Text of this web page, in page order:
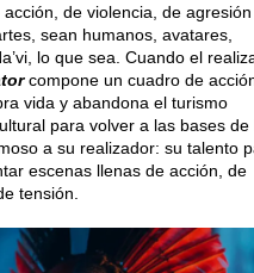
de violencia, de agresión
sean humanos, avatares,
lo que sea. Cuando el
compone un cuadro de
vida y abandona el turismo
para volver a las bases de
a su realizador: su talento
escenas llenas de acción, de
tensión.